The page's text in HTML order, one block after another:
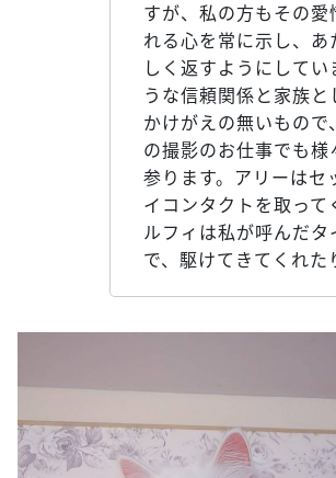
すが、私の方もその愛
れる心を常に示し、あ
しく返すようにしてい
うな信頼関係と家族と
かけがえの無いもので
の撮影のお仕事でも様
参ります。アリーはセ
イコンタクトを取って
ルフィは私が呼んだタ
で、駆けてきてくれた